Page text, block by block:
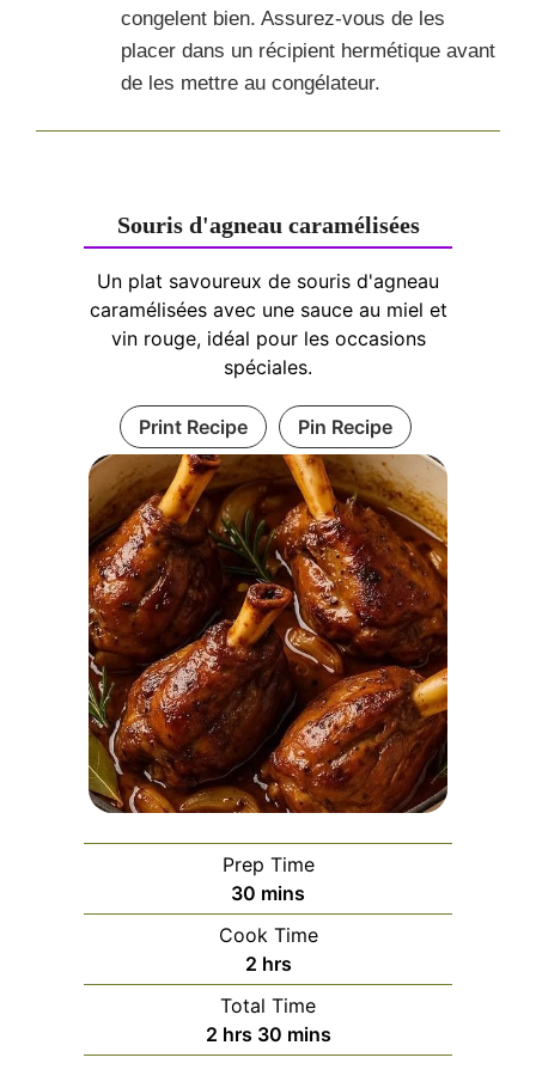
congelent bien. Assurez-vous de les
placer dans un récipient hermétique avant
de les mettre au congélateur.
Souris d'agneau caramélisées
Un plat savoureux de souris d'agneau
caramélisées avec une sauce au miel et
vin rouge, idéal pour les occasions
spéciales.
Print Recipe Pin Recipe
Prep Time
30 minutes
mins
Cook Time
2hours
hrs
Total Time
2hours
hrs 30minutes
mins